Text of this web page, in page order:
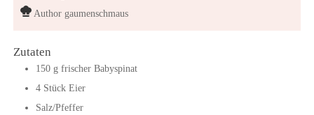
Author gaumenschmaus
Zutaten
150 g frischer Babyspinat
4 Stück Eier
Salz/Pfeffer